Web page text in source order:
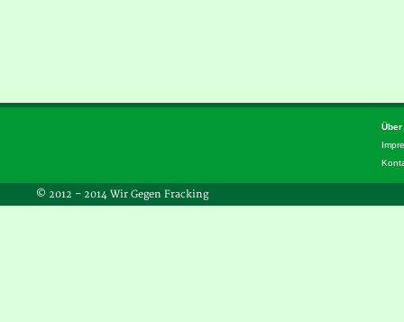
Über
© 2012 – 2014 Wir Gegen Fracking